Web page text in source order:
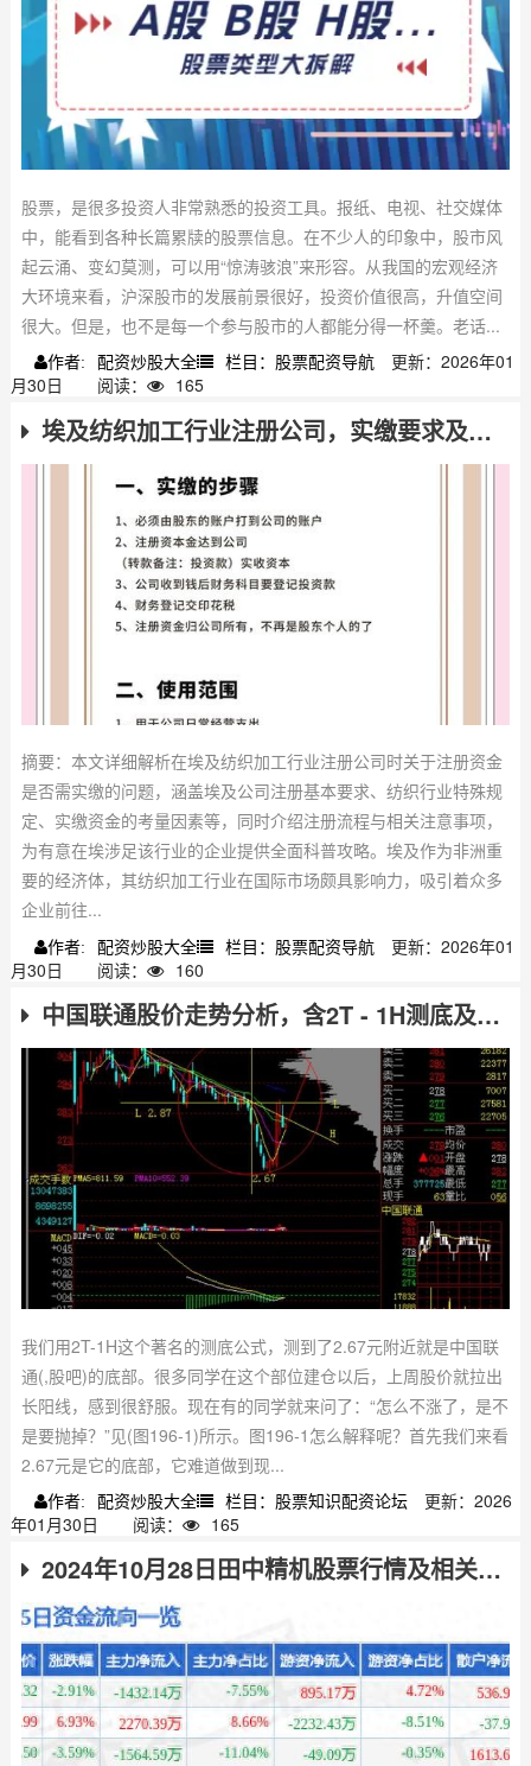
股票，是很多投资人非常熟悉的投资工具。报纸、电视、社交媒体
中，能看到各种长篇累牍的股票信息。在不少人的印象中，股市风
起云涌、变幻莫测，可以用“惊涛骇浪”来形容。从我国的宏观经济
大环境来看，沪深股市的发展前景很好，投资价值很高，升值空间
很大。但是，也不是每一个参与股市的人都能分得一杯羹。老话...
作者: 配资炒股大全 栏目：股票配资导航
更新：2026年01
月30日
阅读： 165
埃及纺织加工行业注册公司，实缴要求及注册攻略全解析
摘要：本文详细解析在埃及纺织加工行业注册公司时关于注册资金
是否需实缴的问题，涵盖埃及公司注册基本要求、纺织行业特殊规
定、实缴资金的考量因素等，同时介绍注册流程与相关注意事项，
为有意在埃涉足该行业的企业提供全面科普攻略。埃及作为非洲重
要的经济体，其纺织加工行业在国际市场颇具影响力，吸引着众多
企业前往...
作者: 配资炒股大全 栏目：股票配资导航
更新：2026年01
月30日
阅读： 160
中国联通股价走势分析，含2T - 1H测底及当前运行状态解读
我们用2T-1H这个著名的测底公式，测到了2.67元附近就是中国联
通(,股吧)的底部。很多同学在这个部位建仓以后，上周股价就拉出
长阳线，感到很舒服。现在有的同学就来问了：“怎么不涨了，是不
是要抛掉？”见(图196-1)所示。图196-1怎么解释呢？首先我们来看
2.67元是它的底部，它难道做到现...
作者: 配资炒股大全 栏目：股票知识配资论坛
更新：2026
年01月30日
阅读： 165
2024年10月28日田中精机股票行情及相关资金流向数据